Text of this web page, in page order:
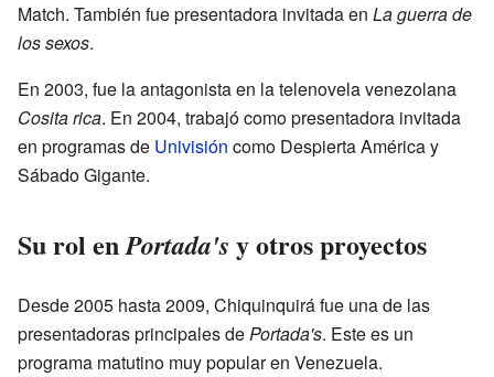
Match. También fue presentadora invitada en La guerra de
los sexos.
En 2003, fue la antagonista en la telenovela venezolana
Cosita rica. En 2004, trabajó como presentadora invitada
en programas de Univisión como Despierta América y
Sábado Gigante.
Su rol enPortada's y otros proyectos
Desde 2005 hasta 2009, Chiquinquirá fue una de las
presentadoras principales dePortada's. Este es un
programa matutino muy popular en Venezuela.